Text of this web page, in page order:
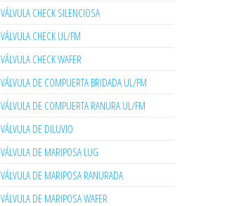
VÁLVULA CHECK SILENCIOSA
VÁLVULA CHECK UL/FM
VÁLVULA CHECK WAFER
VÁLVULA DE COMPUERTA BRIDADA UL/FM
VÁLVULA DE COMPUERTA RANURA UL/FM
VÁLVULA DE DILUVIO
VÁLVULA DE MARIPOSA LUG
VÁLVULA DE MARIPOSA RANURADA
VÁLVULA DE MARIPOSA WAFER